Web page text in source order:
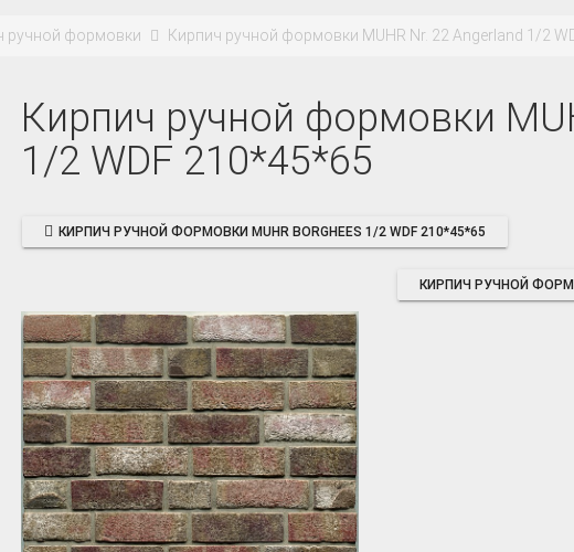
ручной формовки Кирпич ручной формовки MUHR Nr. 22 Angerland 1/2
Кирпич ручной формовки
1/2 WDF 210*45*65
КИРПИЧ РУЧНОЙ ФОРМОВКИ MUHR BORGHEES 1/2 WDF 210*45*65
КИРПИЧ РУЧНОЙ